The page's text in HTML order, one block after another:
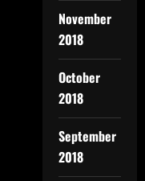
November
2018
October
2018
September
2018